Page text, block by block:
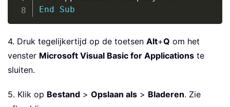
End
Sub
4. Druk tegelijkertijd op de toetsen Alt+Q om het
venster Microsoft Visual Basic for Applications te
sluiten.
5. Klik op Bestand > Opslaan als > Bladeren. Zie